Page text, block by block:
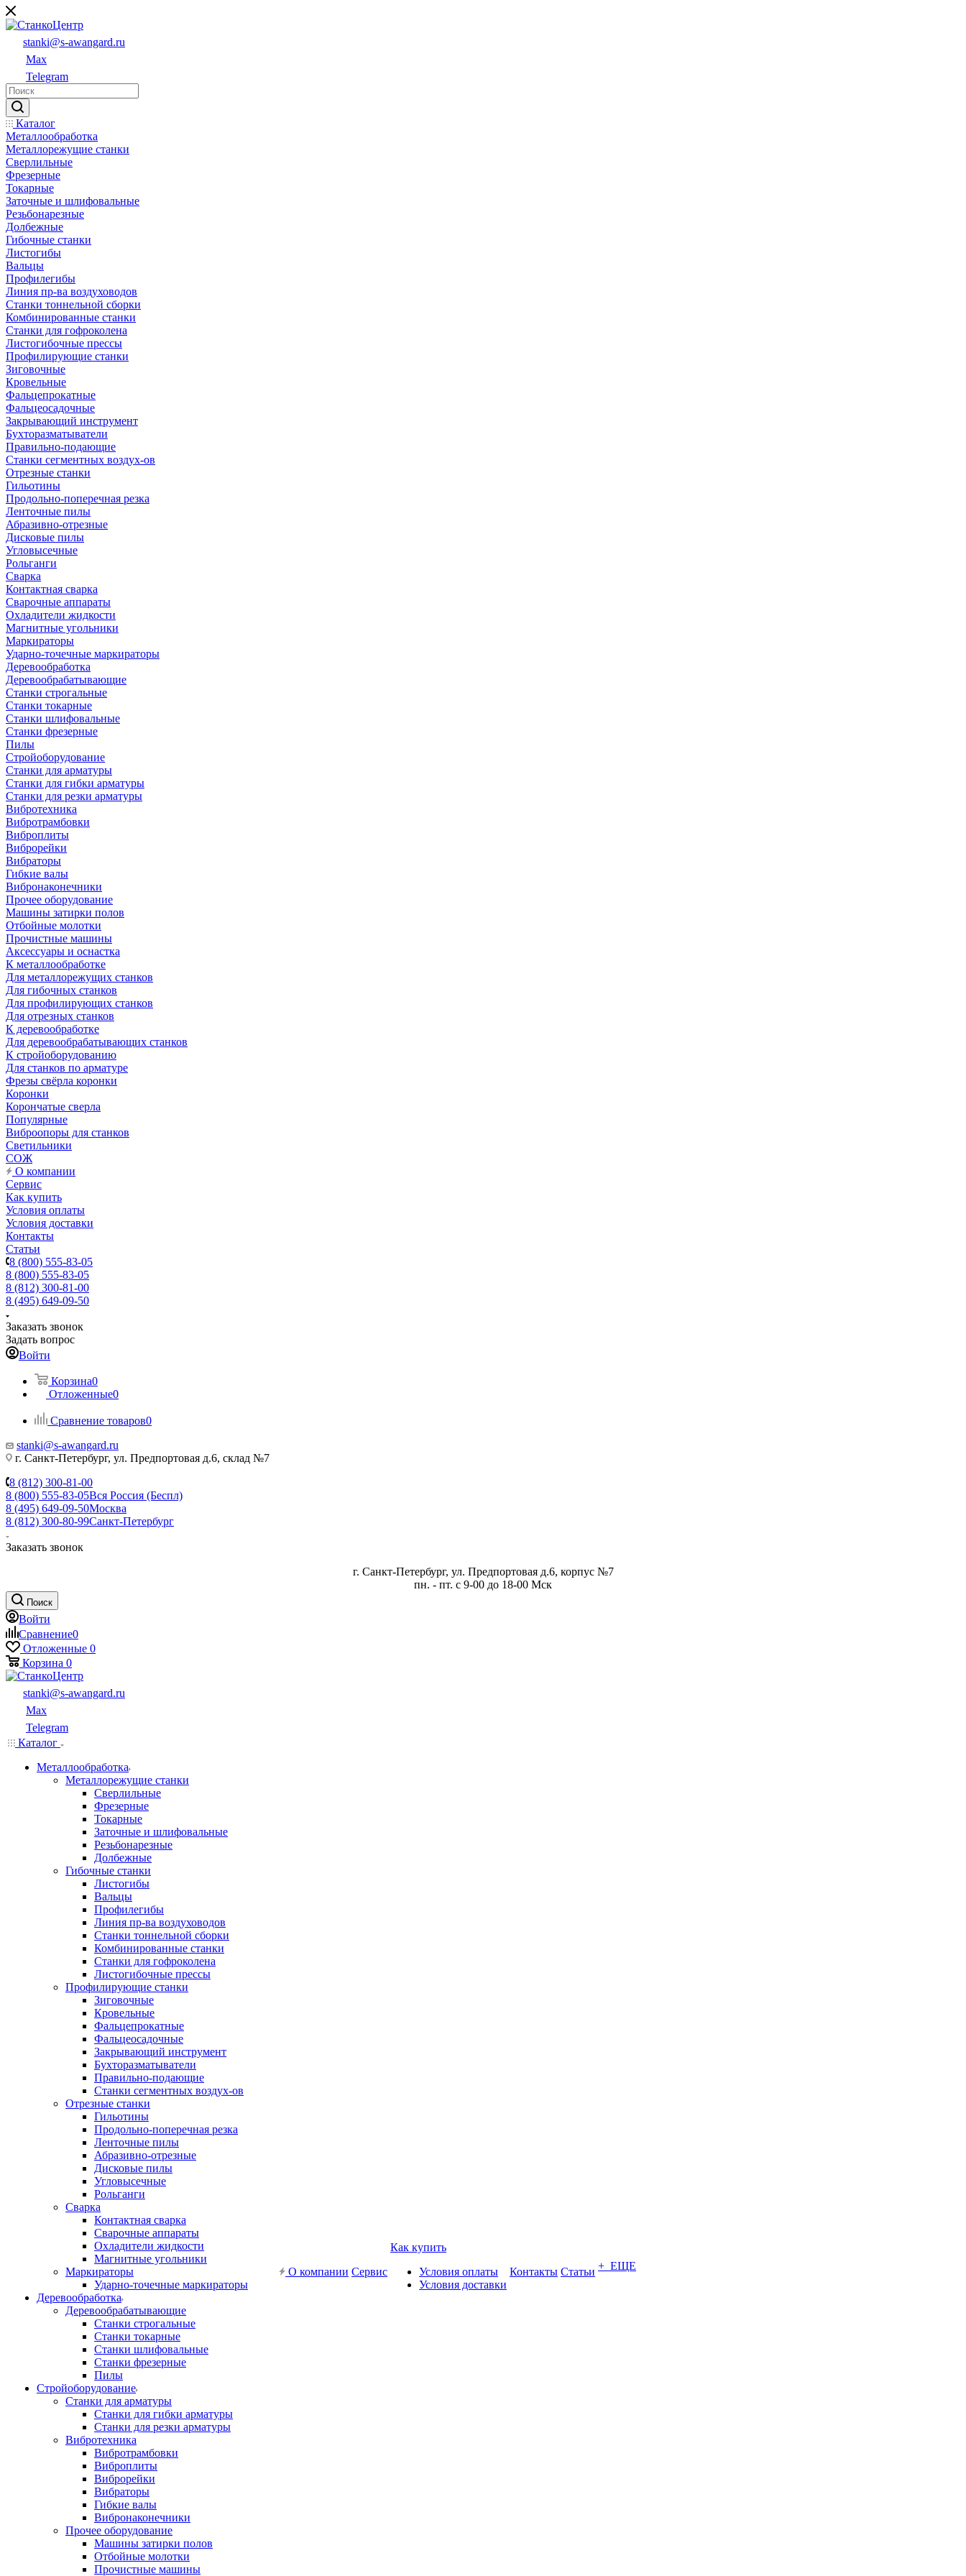
stanki@s-awangard.ru
Max
Telegram
Каталог
Металлообработка
Металлорежущие станки
Сверлильные
Фрезерные
Токарные
Заточные и шлифовальные
Резьбонарезные
Долбежные
Гибочные станки
Листогибы
Вальцы
Профилегибы
Линия пр-ва воздуховодов
Станки тоннельной сборки
Комбинированные станки
Станки для гофроколена
Листогибочные прессы
Профилирующие станки
Зиговочные
Кровельные
Фальцепрокатные
Фальцеосадочные
Закрывающий инструмент
Бухторазматыватели
Правильно-подающие
Станки сегментных воздух-ов
Отрезные станки
Гильотины
Продольно-поперечная резка
Ленточные пилы
Абразивно-отрезные
Дисковые пилы
Угловысечные
Рольганги
Сварка
Контактная сварка
Сварочные аппараты
Охладители жидкости
Магнитные угольники
Маркираторы
Ударно-точечные маркираторы
Деревообработка
Деревообрабатывающие
Станки строгальные
Станки токарные
Станки шлифовальные
Станки фрезерные
Пилы
Стройоборудование
Станки для арматуры
Станки для гибки арматуры
Станки для резки арматуры
Вибротехника
Вибротрамбовки
Виброплиты
Виброрейки
Вибраторы
Гибкие валы
Вибронаконечники
Прочее оборудование
Машины затирки полов
Отбойные молотки
Прочистные машины
Аксeccyapы и оснастка
К металлообработке
Для металлорежущих станков
Для гибочных станков
Для профилирующих станков
Для отрезных станков
К деревообработке
Для деревообрабатывающих станков
К стройоборудованию
Для станков по арматуре
Фрезы свёрла коронки
Коронки
Корончатые сверла
Популярные
Виброопоры для станков
Светильники
СОЖ
О компании
Сервис
Как купить
Условия оплаты
Условия доставки
Контакты
Статьи
8 (800) 555-83-05
8 (800) 555-83-05
8 (812) 300-81-00
8 (495) 649-09-50
Заказать звонок
Задать вопрос
Войти
Корзина0
Отложенные0
Сравнение товаров0
stanki@s-awangard.ru
г. Санкт-Петербург, ул. Предпортовая д.6, склад №7
8 (812) 300-81-00
8 (800) 555-83-05Вся Россия (Беспл)
8 (495) 649-09-50Москва
8 (812) 300-80-99Санкт-Петербург
Заказать звонок
г. Санкт-Петербург, ул. Предпортовая д.6, корпус №7
пн. - пт. с 9-00 до 18-00 Мск
Поиск
Войти
Сравнение0
Отложенные 0
Корзина 0
stanki@s-awangard.ru
Max
Telegram
Каталог
Металлообработка
Металлорежущие станки
Сверлильные
Фрезерные
Токарные
Заточные и шлифовальные
Резьбонарезные
Долбежные
Гибочные станки
Листогибы
Вальцы
Профилегибы
Линия пр-ва воздуховодов
Станки тоннельной сборки
Комбинированные станки
Станки для гофроколена
Листогибочные прессы
Профилирующие станки
Зиговочные
Кровельные
Фальцепрокатные
Фальцеосадочные
Закрывающий инструмент
Бухторазматыватели
Правильно-подающие
Станки сегментных воздух-ов
Отрезные станки
Гильотины
Продольно-поперечная резка
Ленточные пилы
Абразивно-отрезные
Дисковые пилы
Угловысечные
Рольганги
Сварка
Контактная сварка
Сварочные аппараты
Охладители жидкости
Магнитные угольники
Маркираторы
Ударно-точечные маркираторы
Деревообработка
Деревообрабатывающие
Станки строгальные
Станки токарные
Станки шлифовальные
Станки фрезерные
Пилы
Стройоборудование
Станки для арматуры
Станки для гибки арматуры
Станки для резки арматуры
Вибротехника
Вибротрамбовки
Виброплиты
Виброрейки
Вибраторы
Гибкие валы
Вибронаконечники
Прочее оборудование
Машины затирки полов
Отбойные молотки
Прочистные машины
О компании Сервис
Как купить
Условия оплаты
Условия доставки
Контакты Статьи + ЕЩЕ